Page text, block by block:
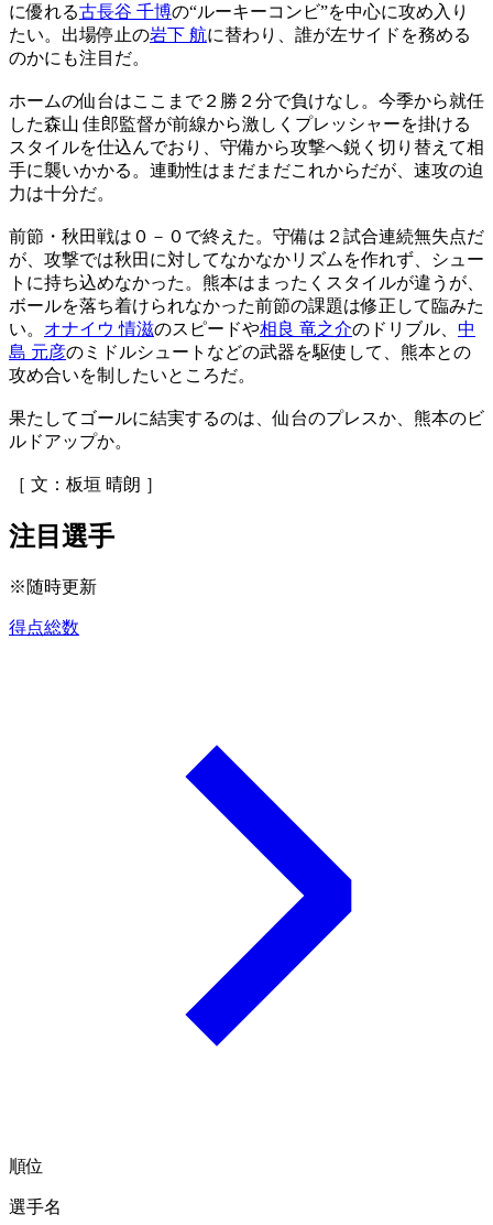
に優れる古長谷 千博の“ルーキーコンビ”を中心に攻め入り
たい。出場停止の岩下 航に替わり、誰が左サイドを務める
のかにも注目だ。
ホームの仙台はここまで２勝２分で負けなし。今季から就任
した森山 佳郎監督が前線から激しくプレッシャーを掛ける
スタイルを仕込んでおり、守備から攻撃へ鋭く切り替えて相
手に襲いかかる。連動性はまだまだこれからだが、速攻の迫
力は十分だ。
前節・秋田戦は０－０で終えた。守備は２試合連続無失点だ
が、攻撃では秋田に対してなかなかリズムを作れず、シュー
トに持ち込めなかった。熊本はまったくスタイルが違うが、
ボールを落ち着けられなかった前節の課題は修正して臨みた
い。 オナイウ 情滋のスピードや相良 竜之介のドリブル、 中
島 元彦のミドルシュートなどの武器を駆使して、熊本との
攻め合いを制したいところだ。
果たしてゴールに結実するのは、仙台のプレスか、熊本のビ
ルドアップか。
［ 文：板垣 晴朗 ］
注目選手
※随時更新
得点総数
順位
選手名